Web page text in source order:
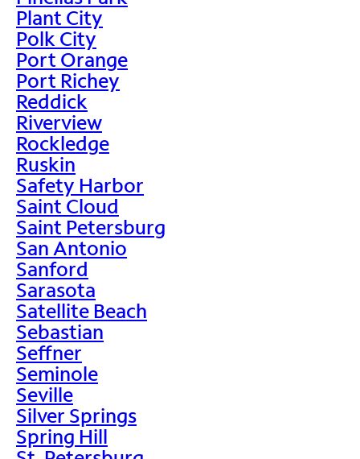
Plant City
Polk City
Port Orange
Port Richey
Reddick
Riverview
Rockledge
Ruskin
Safety Harbor
Saint Cloud
Saint Petersburg
San Antonio
Sanford
Sarasota
Satellite Beach
Sebastian
Seffner
Seminole
Seville
Silver Springs
Spring Hill